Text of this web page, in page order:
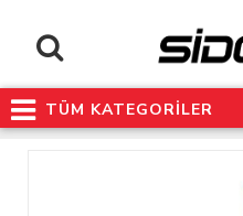
TÜM KATEGORİLER